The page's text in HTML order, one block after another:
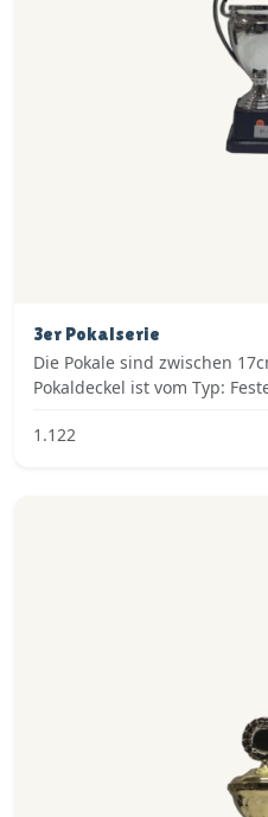
3er Pokalserie
Die Pokale sind zwischen
Pokaldeckel ist vom Typ:
1.122